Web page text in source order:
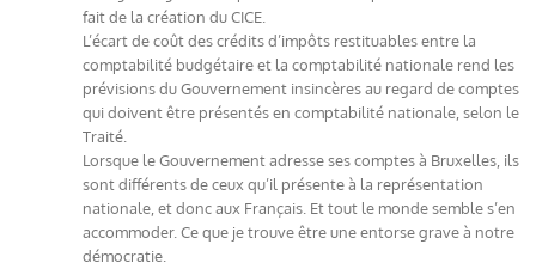
fait de la création du CICE.
L’écart de coût des crédits d’impôts restituables entre la
comptabilité budgétaire et la comptabilité nationale rend les
prévisions du Gouvernement insincères au regard de comptes
qui doivent être présentés en comptabilité nationale, selon le
Traité.
Lorsque le Gouvernement adresse ses comptes à Bruxelles, ils
sont différents de ceux qu’il présente à la représentation
nationale, et donc aux Français. Et tout le monde semble s’en
accommoder. Ce que je trouve être une entorse grave à notre
démocratie.